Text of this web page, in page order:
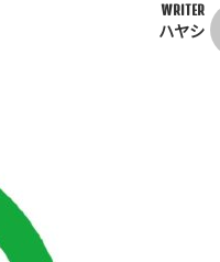
WRITER
ハヤシ